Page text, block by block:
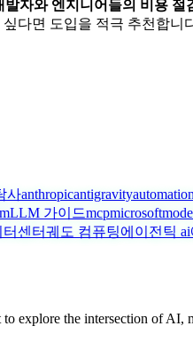
자와 엔지니어들의 비용 절
다면 도입을 적극 추천합니
사anthropicantigravityautomation
LLM 가이드mcpmicrosoft
센터궤도 컴퓨팅에이전틱 ai
explore the intersection of AI,